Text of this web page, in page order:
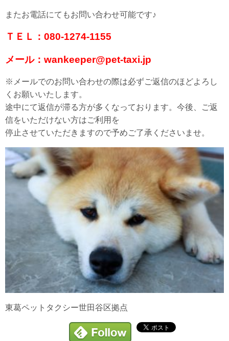
またお電話にてもお問い合わせ可能です♪
ＴＥＬ：080-1274-1155
メール：wankeeper@pet-taxi.jp
※メールでのお問い合わせの際は必ずご返信のほどよろし
くお願いいたします。
途中にて返信が滞る方が多くなっております。今後、ご返
信をいただけない方はご利用を
停止させていただきますので予めご了承くださいませ。
東葛ペットタクシー世田谷区拠点